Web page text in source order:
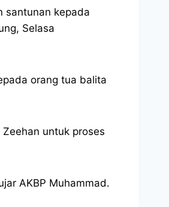
santunan kepada
Selasa
orang tua balita
untuk proses
AKBP Muhammad.